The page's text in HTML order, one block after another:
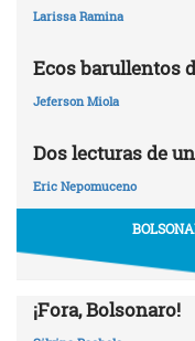
Larissa Ramina
Ecos barullentos
Jeferson Miola
Dos lecturas de
Eric Nepomuceno
¡Fora, Bolsonaro!